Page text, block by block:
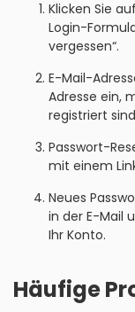
Klicken Sie
Login-
vergessen“.
E-Mail-
Adresse ein,
registriert
Passwort-
mit einem
Neues
in der E-Mail
Ihr Konto.
Häufige